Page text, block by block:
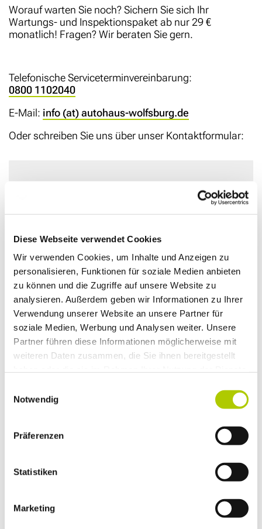
Diese Webseite verwendet Cookies
Wir verwenden Cookies, um Inhalte und Anzeigen zu
personalisieren, Funktionen für soziale Medien anbieten
zu können und die Zugriffe auf unsere Website zu
analysieren. Außerdem geben wir Informationen zu Ihrer
Verwendung unserer Website an unsere Partner für
soziale Medien, Werbung und Analysen weiter. Unsere
Partner führen diese Informationen möglicherweise mit
weiteren Daten zusammen, die Sie ihnen bereitgestellt
Notwendig
Präferenzen
Statistiken
Marketing
Worauf warten Sie noch? Sichern Sie sich Ihr
Wartungs- und Inspektionspaket ab nur 29 €
monatlich! Fragen? Wir beraten Sie gern.
Telefonische Serviceterminvereinbarung:
0800 1102040
E-Mail: info (at) autohaus-wolfsburg.de
Oder schreiben Sie uns über unser Kontaktformular:
bitte wählen
ANREDE
Herr
Frau
VORNAME*
NACHNAME*
E-MAIL*
BETREFF